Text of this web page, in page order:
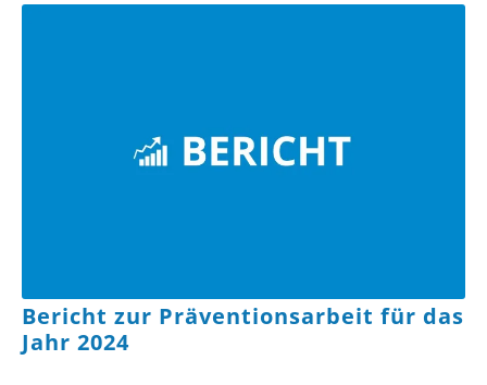
Bericht zur Präventionsarbeit für das
Jahr 2024